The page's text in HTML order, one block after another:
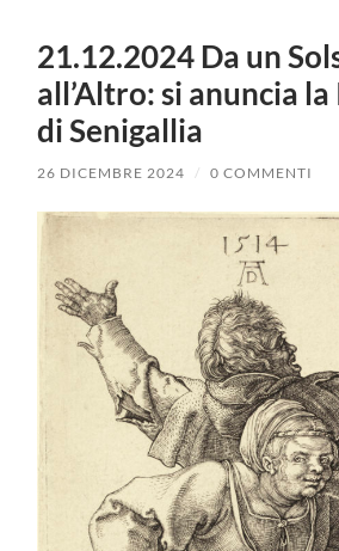
21.12.2024 Da un
all’Altro: si anuncia
di Senigallia
26 DICEMBRE 2024 / 0 COMMENTI